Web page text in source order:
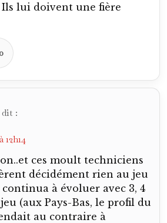
Ils lui doivent une fière
dit :
12h14
ces moult techniciens
décidément rien au jeu
à évoluer avec 3, 4
(aux Pays-Bas, le profil du
au contraire à